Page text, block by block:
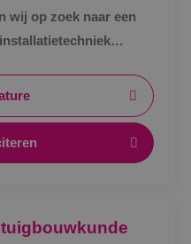
wij op zoek naar een